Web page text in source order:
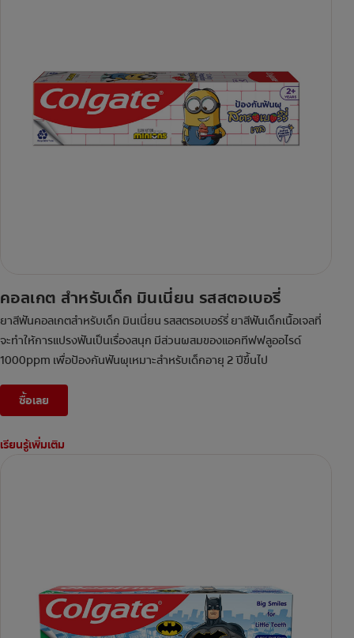
คอลเกต สำหรับเด็ก มินเนี่ยน รสสตอเบอรี่
ยาสีฟันคอลเกตสำหรับเด็ก มินเนี่ยน รสสตรอเบอร์รี่ ยาสีฟันเด็กเนื้อเจลที่
จะทำให้การแปรงฟันเป็นเรื่องสนุก มีส่วนผสมของแอคทีฟฟลูออไรด์
1000ppm เพื่อป้องกันฟันผุเหมาะสำหรับเด็กอายุ 2 ปีขึ้นไป
ซื้อเลย
เรียนรู้เพิ่มเติม